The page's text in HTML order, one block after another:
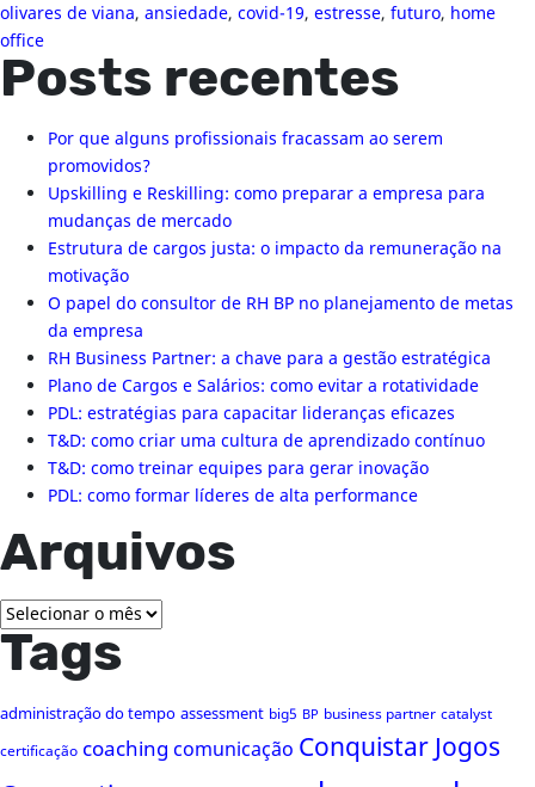
olivares de viana, ansiedade, covid-19, estresse, futuro, home
office
Posts recentes
Por que alguns profissionais fracassam ao serem
promovidos?
Upskilling e Reskilling: como preparar a empresa para
mudanças de mercado
Estrutura de cargos justa: o impacto da remuneração na
motivação
O papel do consultor de RH BP no planejamento de metas
da empresa
RH Business Partner: a chave para a gestão estratégica
Plano de Cargos e Salários: como evitar a rotatividade
PDL: estratégias para capacitar lideranças eficazes
T&D: como criar uma cultura de aprendizado contínuo
T&D: como treinar equipes para gerar inovação
PDL: como formar líderes de alta performance
Arquivos
Arquivos
Tags
administração do tempo assessment big5 BP business partner catalyst
certificação coaching comunicação Conquistar Jogos